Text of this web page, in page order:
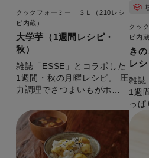
クックフォーミー ３Ｌ（210レシ
ピ内蔵）
大学芋（1週間レシピ・
秋）
雑誌「ESSE」とコラボした
1週間・秋の月曜レシピ。 圧
力調理でさつまいもがホク
おやつに。 【準備時間：5
分】
クッ
ピ内蔵
き
レシ
雑誌
1週
っぱ